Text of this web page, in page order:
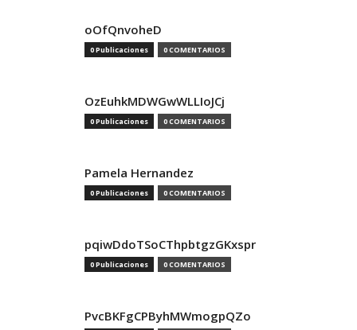
oOfQnvoheD
0 Publicaciones 0 COMENTARIOS
OzEuhkMDWGwWLLIoJCj
0 Publicaciones 0 COMENTARIOS
Pamela Hernandez
0 Publicaciones 0 COMENTARIOS
pqiwDdoTSoCThpbtgzGKxspr
0 Publicaciones 0 COMENTARIOS
PvcBKFgCPByhMWmogpQZo